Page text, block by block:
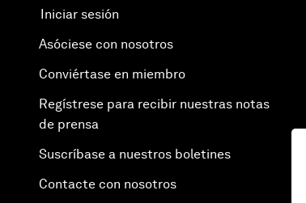
Iniciar sesión
Asóciese con nosotros
Conviértase en miembro
Regístrese para recibir nuestras notas
de prensa
Suscríbase a nuestros boletines
Contacte con nosotros